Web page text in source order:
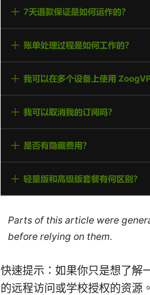
Parts of this article were
before relying on them.
快速提示：如果你只是想了解
的远程访问或学校授权的资源